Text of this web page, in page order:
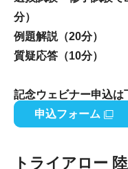
分）
例題解説（20分）
質疑応答（10分）
記念ウェビナー申込は
申込フォーム
トライアロー